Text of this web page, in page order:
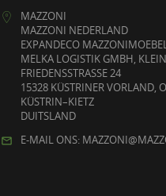
MAZZONI
MAZZONI NEDERLAND
EXPANDECO
MELKA LOGISTIK GMBH,
FRIEDENSSTRASSE 24
15328 KÜSTRINER VORLAND,
KÜSTRIN–KIETZ
DUITSLAND
E-MAIL ONS: